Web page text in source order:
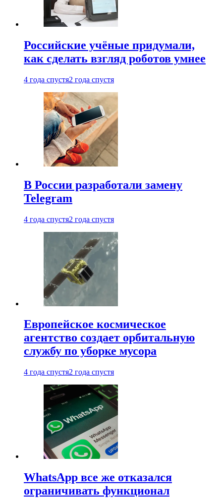
Российские учёные придумали,
как сделать взгляд роботов умнее
4 года спустя2 года спустя
В России разработали замену
Telegram
4 года спустя2 года спустя
Европейское космическое
агентство создает орбитальную
службу по уборке мусора
4 года спустя2 года спустя
WhatsApp все же отказался
ограничивать функционал